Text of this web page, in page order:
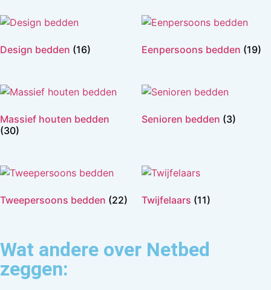
Design bedden (16) Eenpersoons bedden (19)
Massief houten bedden
(30)
Senioren bedden (3)
Tweepersoons bedden (22) Twijfelaars (11)
Wat andere over Netbed
zeggen: